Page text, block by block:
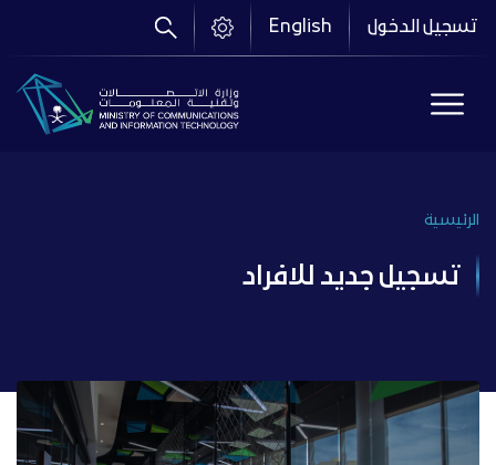
تجاوز
إلى
الرئيسي
تسجيل الدخول English
Breadcrumb
الرئيسية
تسجيل جديد للافراد